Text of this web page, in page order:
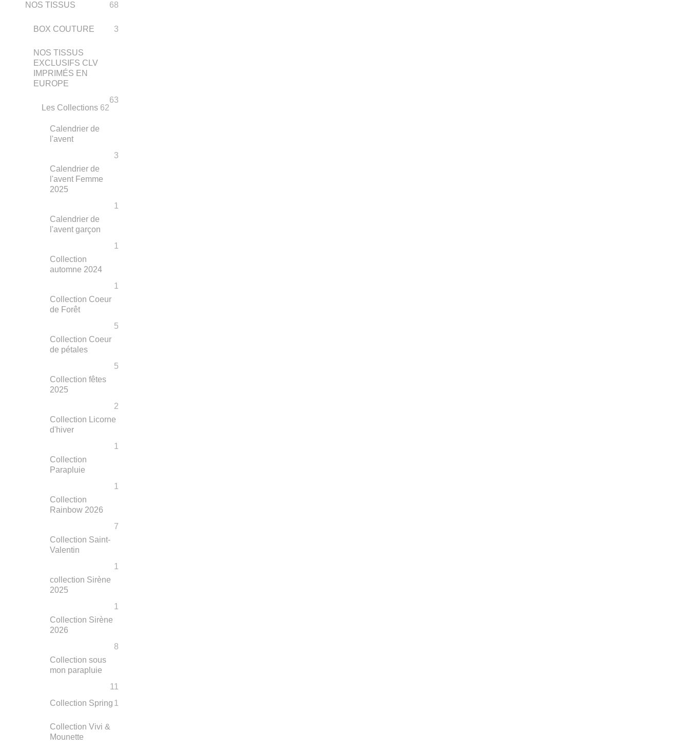
NOS TISSUS 68
BOX COUTURE 3
NOS TISSUS
EXCLUSIFS CLV
IMPRIMÉS EN
EUROPE
63
Les Collections 62
Calendrier de
l'avent
3
Calendrier de
l'avent Femme
2025
1
Calendrier de
l'avent garçon
1
Collection
automne 2024
1
Collection Coeur
de Forêt
5
Collection Coeur
de pétales
5
Collection fêtes
2025
2
Collection Licorne
d'hiver
1
Collection
Parapluie
1
Collection
Rainbow 2026
7
Collection Saint-
Valentin
1
collection Sirène
2025
1
Collection Sirène
2026
8
Collection sous
mon parapluie
11
Collection Spring 1
Collection Vivi &
Mounette